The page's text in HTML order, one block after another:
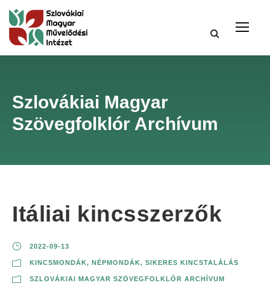
Szlovákiai Magyar
Szövegfolklór Archívum
Itáliai kincsszerzők
2022-09-13
KINCSMONDÁK, NÉPMONDÁK, SIKERES KINCSTALÁLÁS
SZLOVÁKIAI MAGYAR SZÖVEGFOLKLÓR ARCHÍVUM